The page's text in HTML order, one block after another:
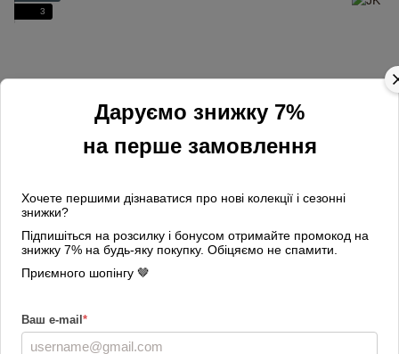
Даруємо знижку 7%
на перше замовлення
Хочете першими дізнаватися про нові колекції і сезонні
знижки?
Підпишіться на розсилку і бонусом отримайте промокод на
знижку 7% на будь-яку покупку. Обіцяємо не спамити.
Приємного шопінгу 🤎
Ваш e-mail*
3